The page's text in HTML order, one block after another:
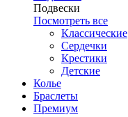
Подвески
Посмотреть все
Классические
Сердечки
Крестики
Детские
Колье
Браслеты
Премиум